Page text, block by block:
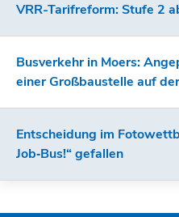
VRR-Tarifreform: Stufe 2
Busverkehr in Moers:
einer Großbaustelle auf
Entscheidung im
Job‑Bus!“ gefallen